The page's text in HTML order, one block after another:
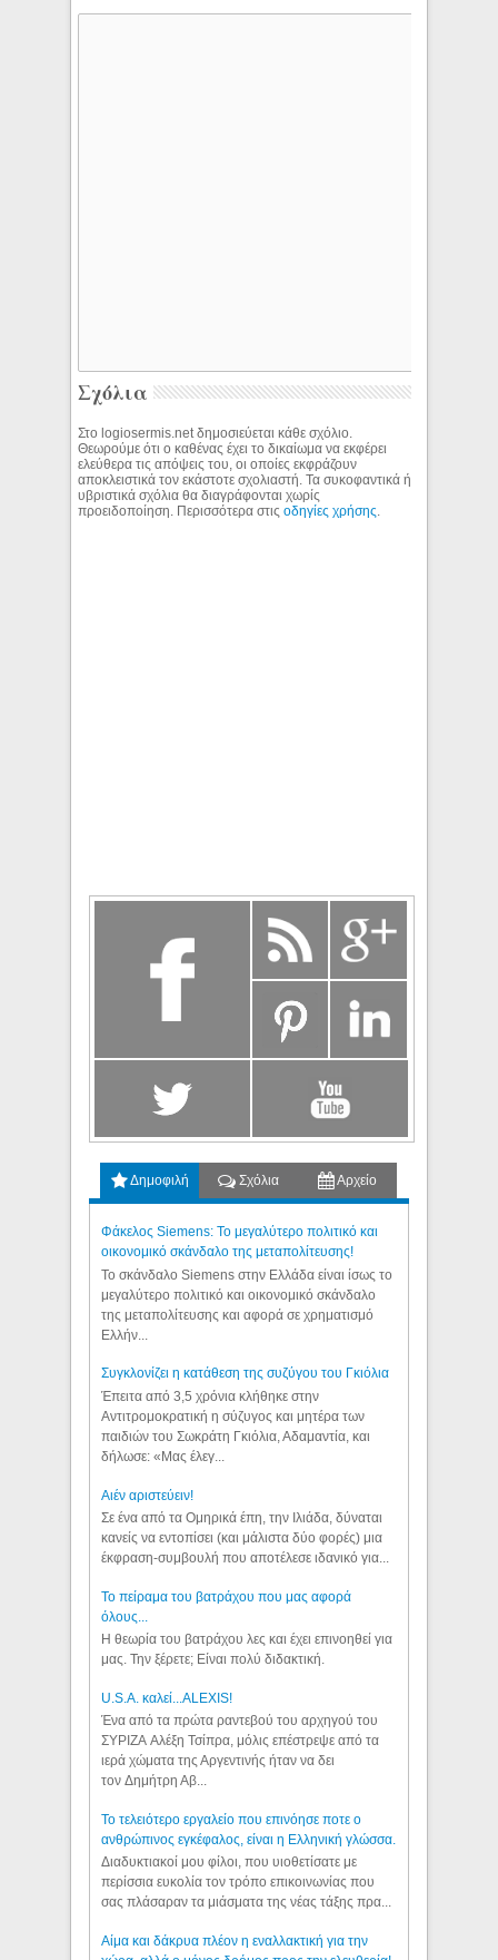
Σχόλια
Στο logiosermis.net δημοσιεύεται κάθε σχόλιο.
Θεωρούμε ότι ο καθένας έχει το δικαίωμα να εκφέρει
ελεύθερα τις απόψεις του, οι οποίες εκφράζουν
αποκλειστικά τον εκάστοτε σχολιαστή. Τα συκοφαντικά ή
υβριστικά σχόλια θα διαγράφονται χωρίς
προειδοποίηση. Περισσότερα στιςοδηγίες χρήσης
Δημοφιλή Σχόλια Αρχείο
Φάκελος Siemens: Το μεγαλύτερο πολιτικό και
οικονομικό σκάνδαλο της μεταπολίτευσης!
Το σκάνδαλο Siemens στην Ελλάδα είναι ίσως το
μεγαλύτερο πολιτικό και οικονομικό σκάνδαλο
της μεταπολίτευσης και αφορά σε χρηματισμό
Ελλήν...
Συγκλονίζει η κατάθεση της συζύγου του Γκιόλια
Έπειτα από 3,5 χρόνια κλήθηκε στην
Αντιτρομοκρατική η σύζυγος και μητέρα των
παιδιών του Σωκράτη Γκιόλια, Αδαμαντία, και
δήλωσε: «Μας έλεγ...
Aιέν αριστεύειν!
Σε ένα από τα Ομηρικά έπη, την Ιλιάδα, δύναται
κανείς να εντοπίσει (και μάλιστα δύο φορές) μια
έκφραση-συμβουλή που αποτέλεσε ιδανικό για...
Το πείραμα του βατράχου που μας αφορά
όλους...
Η θεωρία του βατράχου λες και έχει επινοηθεί για
μας. Την ξέρετε; Είναι πολύ διδακτική.
U.S.A. καλεί...ALEXIS!
Ένα από τα πρώτα ραντεβού του αρχηγού του
ΣΥΡΙΖΑ Αλέξη Τσίπρα, μόλις επέστρεψε από τα
ιερά χώματα της Αργεντινής ήταν να δει
τον Δημήτρη Αβ...
Το τελειότερο εργαλείο που επινόησε ποτε ο
ανθρώπινος εγκέφαλος, είναι η Ελληνική γλώσσα.
Διαδυκτιακοί μου φίλοι, που υιοθετίσατε με
περίσσια ευκολία τον τρόπο επικοινωνίας που
σας πλάσαραν τα μιάσματα της νέας τάξης πρα...
Αίμα και δάκρυα πλέον η εναλλακτική για την